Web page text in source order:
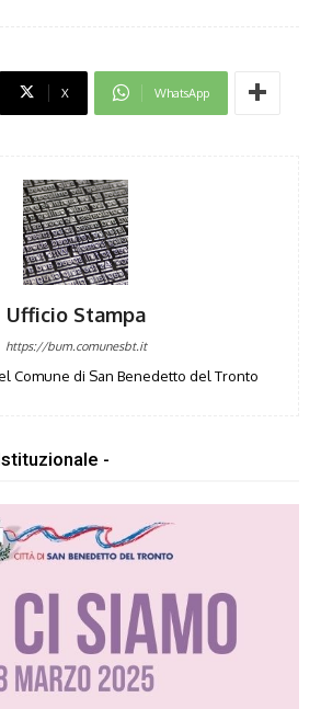
X WhatsApp
Ufficio Stampa
https://bum.comunesbt.it
Comune di San Benedetto del Tronto
-